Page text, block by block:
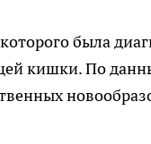
была
кишки. По